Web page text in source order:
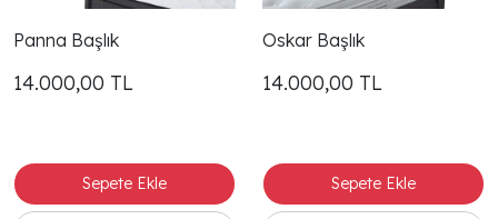
Panna Başlık
14.000,00 TL
Oskar Başlık
14.000,00 TL